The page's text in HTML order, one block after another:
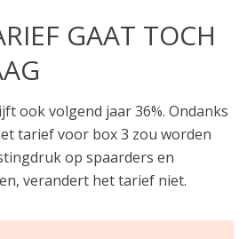
GAAT TOCH
ook volgend jaar 36%. Ondanks
tarief voor box 3 zou worden
op spaarders en
verandert het tarief niet.